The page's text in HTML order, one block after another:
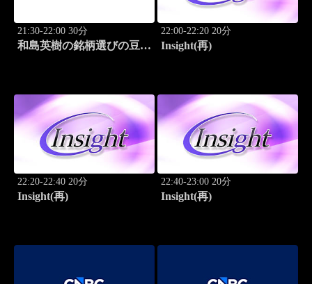
21:30-22:00 30分
和島英樹の銘柄選びの豆知
22:00-22:20 20分
Insight(再)
22:20-22:40 20分
Insight(再)
22:40-23:00 20分
Insight(再)